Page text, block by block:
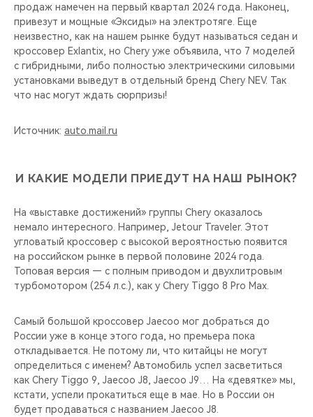
продаж намечен на первый квартал 2024 года. Наконец,
привезут и мощные «Эксиды» на электротяге. Еще
неизвестно, как на нашем рынке будут называться седан и
кроссовер Exlantix, но Chery уже объявила, что 7 моделей
с гибридными, либо полностью электрическими силовыми
установками выведут в отдельный бренд Chery NEV. Так
что нас могут ждать сюрпризы!
Источник: auto.mail.ru
И КАКИЕ МОДЕЛИ ПРИЕДУТ НА НАШ РЫНОК?
На «выставке достижений» группы Chery оказалось
немало интересного. Например, Jetour Traveler. Этот
угловатый кроссовер с высокой вероятностью появится
на российском рынке в первой половине 2024 года.
Топовая версия — с полным приводом и двухлитровым
турбомотором (254 л.с.), как у Chery Tiggo 8 Pro Max.
Самый большой кроссовер Jaecoo мог добраться до
России уже в конце этого года, но премьера пока
откладывается. Не потому ли, что китайцы не могут
определиться с именем? Автомобиль успел засветиться
как Chery Tiggo 9, Jaecoo J8, Jaecoo J9… На «девятке» мы,
кстати, успели прокатиться еще в мае. Но в России он
будет продаваться с названием Jaecoo J8.